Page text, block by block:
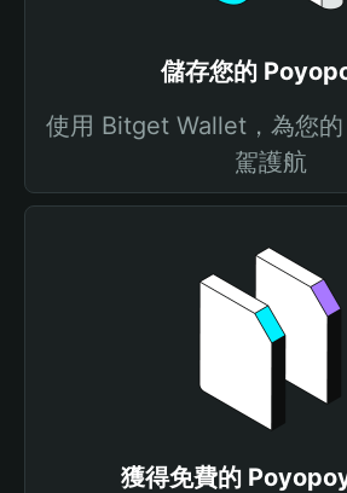
儲存您的
使用 Bitget Wallet，為您
駕護航
獲得免費的